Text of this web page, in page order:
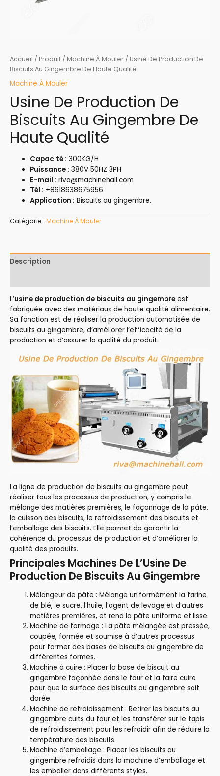
Accueil / Produit / Machine À Mouler / Usine De Production De
Biscuits Au Gingembre De Haute Qualité
Machine À Mouler
Usine De Production De
Biscuits Au Gingembre De
Haute Qualité
Capacité : 300KG/H
Puissance : 380V 50HZ 3PH
E-mail : riva@machinehall.com
Tél : +8618638675956
Application : Biscuits au gingembre.
Catégorie : Machine À Mouler
Description
L’usine de production de biscuits au gingembre est
fabriquée avec des matériaux de haute qualité alimentaire.
Sa fonction est de réaliser la production automatisée de
biscuits au gingembre, d’améliorer l’efficacité de la
production et d’assurer la qualité du produit.
La ligne de production de biscuits au gingembre peut
réaliser tous les processus de production, y compris le
mélange des matières premières, le façonnage de la pâte,
la cuisson des biscuits, le refroidissement des biscuits et
l’emballage des biscuits. Elle permet de garantir la
cohérence du processus de production et d’améliorer la
qualité des produits.
Principales Machines De L’Usine De
Production De Biscuits Au Gingembre
Mélangeur de pâte : Mélange uniformément la farine
de blé, le sucre, l’huile, l’agent de levage et d’autres
matières premières, et rend la pâte uniforme et lisse.
Machine de formage : La pâte mélangée est pressée,
coupée, formée et soumise à d’autres processus
pour former des bases de biscuits au gingembre de
différentes formes.
Machine à cuire : Placer la base de biscuit au
gingembre façonnée dans le four et la faire cuire
pour que la surface des biscuits au gingembre soit
dorée.
Machine de refroidissement : Retirer les biscuits au
gingembre cuits du four et les transférer sur le tapis
de refroidissement pour les refroidir afin de réduire la
température des biscuits.
Machine d’emballage : Placer les biscuits au
gingembre refroidis dans la machine d’emballage et
les emballer dans différents styles.